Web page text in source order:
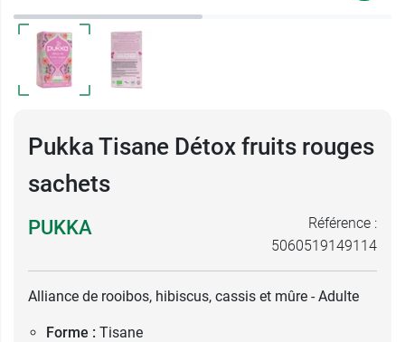
Pukka Tisane Détox fruits rouges
sachets
PUKKA
Référence :
5060519149114
Alliance de rooibos, hibiscus, cassis et mûre - Adulte
Forme : Tisane